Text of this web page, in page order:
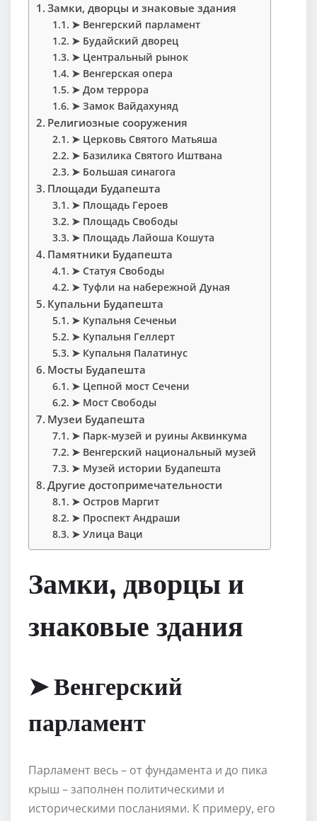
Замки, дворцы и знаковые здания
➤ Венгерский парламент
➤ Будайский дворец
➤ Центральный рынок
➤ Венгерская опера
➤ Дом террора
➤ Замок Вайдахуняд
Религиозные сооружения
➤ Церковь Святого Матьяша
➤ Базилика Святого Иштвана
➤ Большая синагога
Площади Будапешта
➤ Площадь Героев
➤ Площадь Свободы
➤ Площадь Лайоша Кошута
Памятники Будапешта
➤ Статуя Свободы
➤ Туфли на набережной Дуная
Купальни Будапешта
➤ Купальня Сеченьи
➤ Купальня Геллерт
➤ Купальня Палатинус
Мосты Будапешта
➤ Цепной мост Сечени
➤ Мост Свободы
Музеи Будапешта
➤ Парк-музей и руины Аквинкума
➤ Венгерский национальный музей
➤ Музей истории Будапешта
Другие достопримечательности
➤ Остров Маргит
➤ Проспект Андраши
➤ Улица Ваци
Замки, дворцы и
знаковые здания
➤ Венгерский
парламент
Парламент весь – от фундамента и до пика
крыш – заполнен политическими и
историческими посланиями. К примеру, его